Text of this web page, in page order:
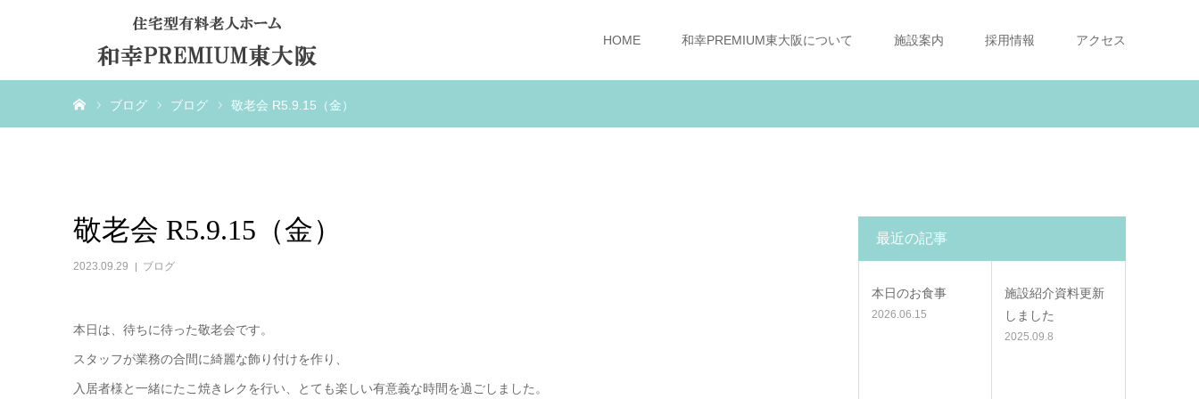
HOME 和幸PREMIUM東大阪について 施設案内 採用情報 アクセス
ブログ ブログ 敬老会 R5.9.15（金）
敬老会 R5.9.15（金）
2023.09.29 ブログ
本日は、待ちに待った敬老会です。
スタッフが業務の合間に綺麗な飾り付けを作り、
入居者様と一緒にたこ焼きレクを行い、とても楽しい有意義な時間を過ごしました。
最近の記事
本日のお食事
2026.06.15
施設紹介資料更新
しました
2025.09.8